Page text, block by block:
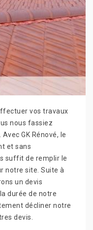
vos travaux
nous fassiez
GK Rénové, le
et sans
suffit de remplir le
notre site. Suite à
un devis
durée de notre
décliner notre
devis.